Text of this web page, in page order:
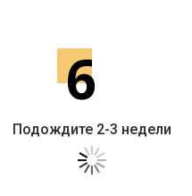
6
Подождите 2-3 недели